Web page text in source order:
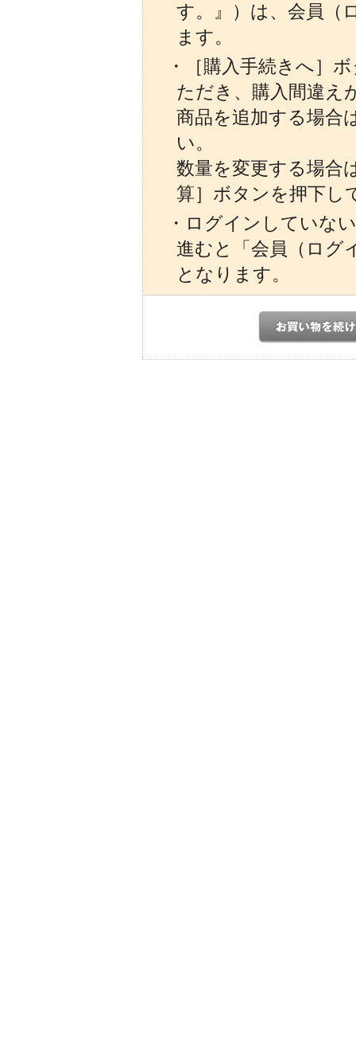
す。』）は、会員（
ます。
・［購入手続きへ］
ただき、購入間違え
商品を追加する場合
い。
数量を変更する場合
算］ボタンを押下し
・ログインしていな
進むと「会員（ログ
となります。